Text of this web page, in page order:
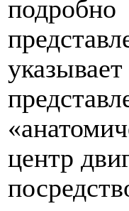
подробно
центр